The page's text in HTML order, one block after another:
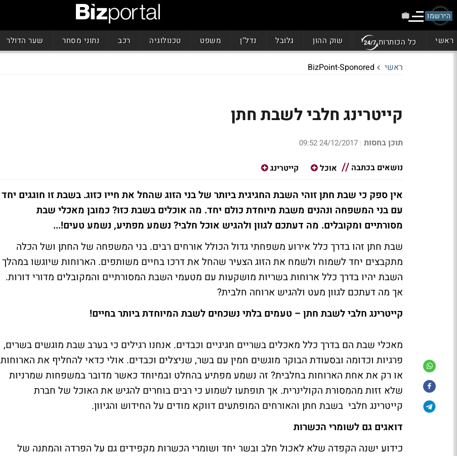
הירשמו
ראשי כל הכותרות שוק ההון גלובל נדל"ן משפט טכנולוגיה רכב נתוני מסחר שער הדולר
ראשי BizPoint-Sponored
קייטרינג חלבי לשבת חתן
תוכן בחסות |
24/12/2017 09:52
נושאים בכתבה אוכל קייטרינג
אין ספק כי שבת חתן זוהי השבת החגיגית ביותר של בני הזוג שהחל את חייו כזוג. בשבת זו חוגגים יחד
עם בני המשפחה ונהנים משבת מיוחדת כולם יחד. מה אוכלים בשבת כזו? כמובן מאכלי שבת
מסורתיים ומקובלים. מה דעתכם לגוון ולהגיש אוכל חלבי? נשמע מפתיע, נשמע טעים!...
שבת חתן זהו בדרך כלל אירוע משפחתי גדול הכולל אורחים רבים. בני המשפחה של החתן ושל הכלה
מתקבצים יחד לשמוח ולשמח את הזוג הצעיר שהחל את דרכו בחיים משותפים. הארוחות שיוגשו במהלך
השבת יהיו בדרך כלל ארוחות בשריות מושקעות עם מטעמי השבת המסורתיים והמקובלים מדורי דורות.
אך מה דעתכם לגוון מעט ולהגיש ארוחה חלבית?
קייטרינג חלבי לשבת חתן – טעמים בלתי נשכחים לשבת המיוחדת ביותר בחיים!
מאכלי שבת הם בדרך כלל מאכלים בשריים חגיגיים וכבדים. אנחנו רגילים כי בערב שבת מוגשים בשרים,
פרגיות וכדומה ובסעודת הבוקר מוגשים חמין עם בשר, שניצלים וכבדים. אולי כדאי להחליף את הארוחות
או רק את אחת הארוחות בחלבית? זה נשמע מפתיע בהחלט ובמיוחד כאשר מדובר במשפחות שמרניות
שלא זזות מהמסורת הקולינרית. אך תופתעו לשמוע כי רבים בוחרים להגיש את האוכל של חברת
קייטרינג חלבי בשבת חתן והאורחים המופתעים דווקא מודים על החידוש והגיוון.
דואגים גם לשומרי הכשרות
כידוע ישנה הקפדה שלא לאכול חלב ובשר יחד ושומרי הכשרות מקפידים גם על הפרדה והמתנה של